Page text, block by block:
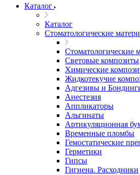
Каталог
Каталог
Стоматологические
Стоматологические
Световые композиты
Химические
Жидкотекучие
Адгезивы и
Анестезия
Аппликаторы
Альгинаты
Артикуляционная
Временные пломбы
Гемостатические
Герметики
Гипсы
Гигиена. Расходники